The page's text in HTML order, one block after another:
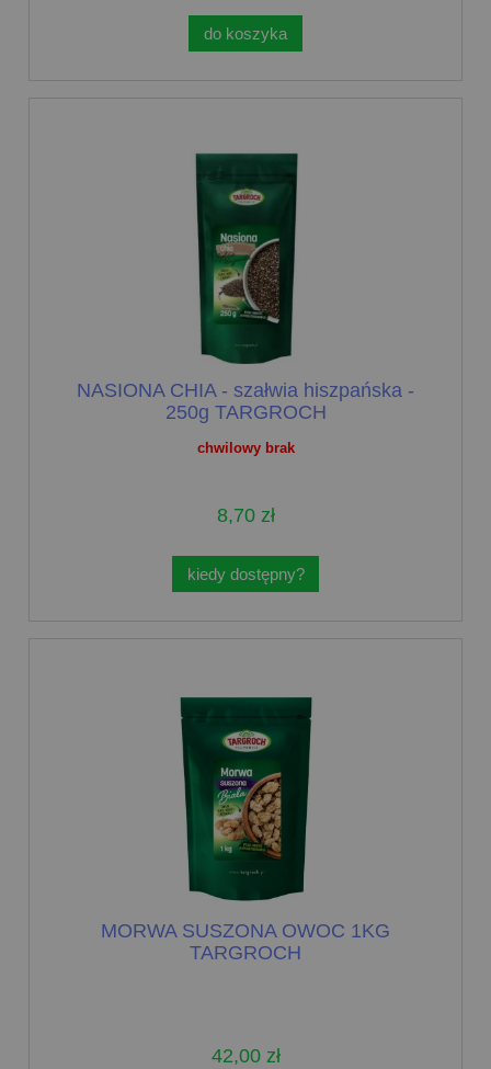
do koszyka
chwilowy brak
NASIONA CHIA - szałwia hiszpańska -
250g TARGROCH
8,70 zł
kiedy dostępny?
MORWA SUSZONA OWOC 1KG
TARGROCH
42,00 zł